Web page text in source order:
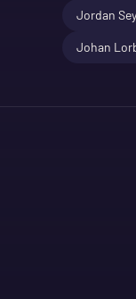
Jordan
Johan